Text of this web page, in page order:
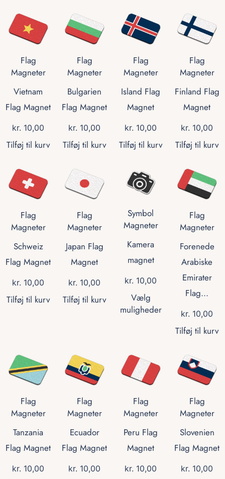
Flag
Magneter
Vietnam
Flag Magnet
kr. 10,00
Tilføj til kurv
Flag
Magneter
Bulgarien
Flag Magnet
kr. 10,00
Tilføj til kurv
Flag
Magneter
Island Flag
Magnet
kr. 10,00
Tilføj til kurv
Flag
Magneter
Finland Flag
Magnet
kr. 10,00
Tilføj til kurv
Flag
Magneter
Schweiz
Flag Magnet
kr. 10,00
Tilføj til kurv
Flag
Magneter
Japan Flag
Magnet
kr. 10,00
Tilføj til kurv
Symbol
Magneter
Kamera
magnet
kr. 10,00
Vælg
muligheder
Flag
Magneter
Forenede
Arabiske
Emirater
Flag...
kr. 10,00
Tilføj til kurv
Flag
Magneter
Tanzania
Flag Magnet
kr. 10,00
Flag
Magneter
Ecuador
Flag Magnet
kr. 10,00
Flag
Magneter
Peru Flag
Magnet
kr. 10,00
Flag
Magneter
Slovenien
Flag Magnet
kr. 10,00